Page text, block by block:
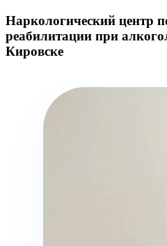
Наркологический центр
реабилитации при
Кировске